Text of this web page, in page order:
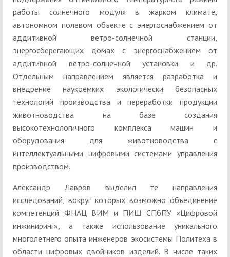
работы солнечного модуля в жарком климате,
автономном полевом объекте с энергоснабжением от
аддитивной ветро-солнечной станции,
энергосберегающих домах с энергоснабжением от
аддитивной ветро-солнечной установки и др.
Отдельным направлением является разработка и
внедрение наукоемких экологически безопасных
технологий производства и переработки продукции
животноводства на базе создания
высокотехнологичного комплекса машин и
оборудования для животноводства с
интеллектуальными цифровыми системами управления
производством.
Александр Лавров выделил те направления
исследований, вокруг которых возможно объединение
компетенций ФНАЦ ВИМ и ПИШ СПбПУ «Цифровой
инжиниринг», а также использование уникального
многолетнего опыта инженеров экосистемы Политеха в
области цифровых двойников изделий. В числе таких